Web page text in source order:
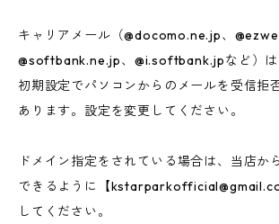
キャリアメール（@docomo.ne.jp、
@softbank.ne.jp、@i.softbank.jpなど）は
初期設定でパソコンからのメールを受信拒
あります。設定を変更してください。
ドメイン指定をされている場合は、当店か
できるように【
してください。